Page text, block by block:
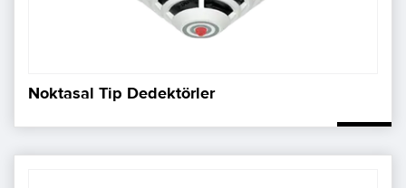
Noktasal Tip Dedektörler